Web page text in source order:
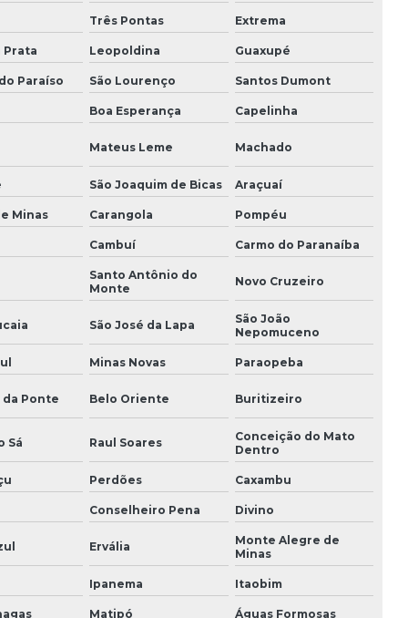
Resistências elétricas para fornos
Resistências elétricas tubulares
Resistências para estufas
Resistências para plásticos termoformados
Resistências em quartzo
Resistências de quartzo para estufas em sp
Resistências para termoformados
Resistências tubulares elétricas
Três Pontas Extrema
Prata Leopoldina Guaxupé
Paraíso São Lourenço Santos Dumont
Boa Esperança Capelinha
Mateus Leme Machado
São Joaquim de Bicas Araçuaí
Minas Carangola Pompéu
Cambuí Carmo do Paranaíba
Santo Antônio do
Monte
Novo Cruzeiro
São José da Lapa
São João
Nepomuceno
Minas Novas Paraopeba
da Ponte Belo Oriente Buritizeiro
Sá Raul Soares
Conceição do Mato
Dentro
Perdões Caxambu
Conselheiro Pena Divino
Ervália
Monte Alegre de
Minas
Ipanema Itaobim
Matipó Águas Formosas